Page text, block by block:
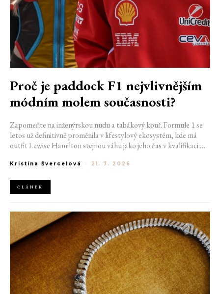
Proč je paddock F1 nejvlivnějším
módním molem současnosti?
Zapomeňte na inženýrskou nudu a tabákový kouř. Formule 1 se
letos už definitivně proměnila v lifestylový ekosystém, kde má
outfit Lewise Hamilton stejnou váhu jako jeho čas v kvalifikaci.
nové generace influencerů a fenoménu manželek a partnerek
ale příslušnost k nejrychlejší fashion komunitě světa. Jak se z
"Racing Core" stala uniforma ulice a proč nás drama v paddocku
Kristína Švercelová - 21. 7. 2026
ČLÁNEK